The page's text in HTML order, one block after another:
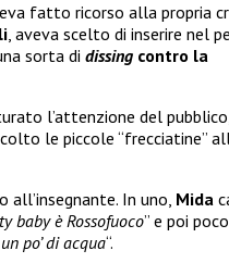
fatto ricorso alla propria
, aveva scelto di inserire nel
sorta di dissing contro la
l’attenzione del
le piccole “frecciatine”
all’insegnante. In uno, Mida
baby è Rossofuoco” e poi
po’ di acqua“.